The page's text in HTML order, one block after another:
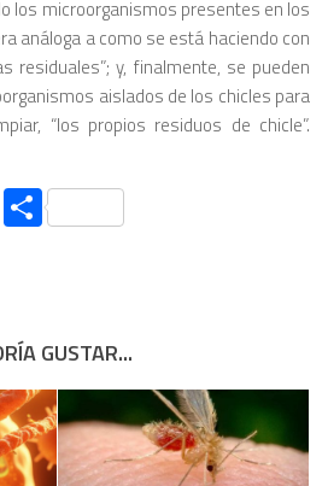
los microorganismos presentes en los
análoga a como se está haciendo con
residuales”; y, finalmente, se pueden
aislados de los chicles para
“los propios residuos de chicle”.
EmailCompartir
GUSTAR...